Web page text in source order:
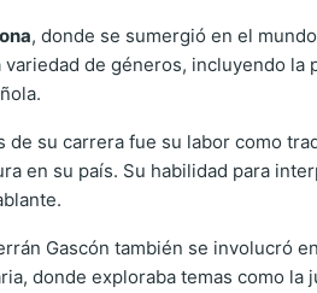
, donde se sumergió en el
de géneros, incluyendo
de su carrera fue su labor como
en su país. Su habilidad para
Gascón también se involucró
donde exploraba temas como